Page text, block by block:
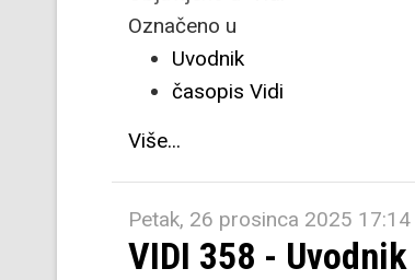
Označeno u
Uvodnik
časopis Vidi
Više...
Petak, 26 prosinca 2025 17:14
VIDI 358 - Uvodnik